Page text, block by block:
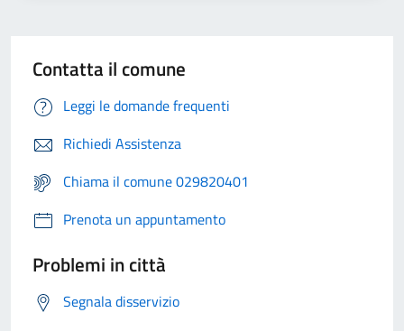
Contatta il comune
Leggi le domande frequenti
Richiedi Assistenza
Chiama il comune 029820401
Prenota un appuntamento
Problemi in città
Segnala disservizio